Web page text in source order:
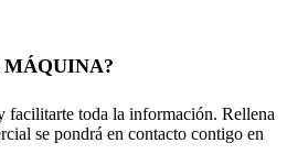
MÁQUINA?
facilitarte toda la información. Rellena
se pondrá en contacto contigo en